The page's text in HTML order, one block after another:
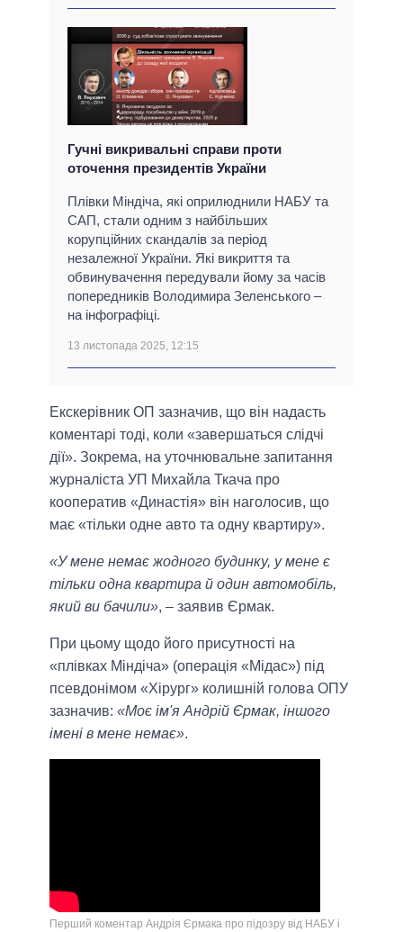
Гучні викривальні справи проти
оточення президентів України
Плівки Міндіча, які оприлюднили НАБУ та
САП, стали одним з найбільших
корупційних скандалів за період
незалежної України. Які викриття та
обвинувачення передували йому за часів
попередників Володимира Зеленського –
на інфографіці.
13 листопада 2025, 12:15
Екскерівник ОП зазначив, що він надасть
коментарі тоді, коли «завершаться слідчі
дії». Зокрема, на уточнювальне запитання
журналіста УП Михайла Ткача про
кооператив «Династія» він наголосив, що
має «тільки одне авто та одну квартиру».
«У мене немає жодного будинку, у мене є
тільки одна квартира й один автомобіль,
який ви бачили», – заявив Єрмак.
При цьому щодо його присутності на
«плівках Міндіча» (операція «Мідас») під
псевдонімом «Хірург» колишній голова ОПУ
зазначив: «Моє ім'я Андрій Єрмак, іншого
імені в мене немає».
Перший коментар Андрія Єрмака про підозру від НАБУ і